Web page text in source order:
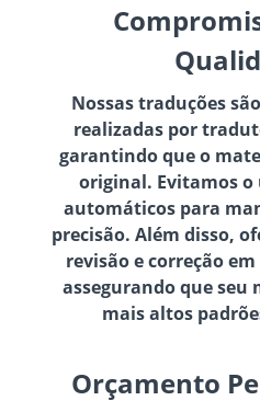
Nossas traduções
realizadas por
garantindo que o
original. Evitamos
automáticos para
precisão. Além disso,
revisão e correção
assegurando que seu
mais altos
Orçamento